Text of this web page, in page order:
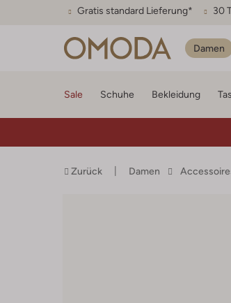
Gratis standard Lieferung* 30
Damen
Sale Schuhe Bekleidung
Zurück Damen